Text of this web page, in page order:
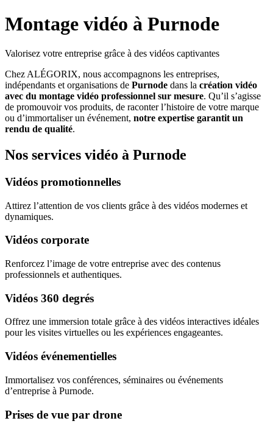
Montage vidéo à Purnode
Valorisez votre entreprise grâce à des vidéos captivantes
Chez ALÉGORIX, nous accompagnons les entreprises,
indépendants et organisations de Purnode dans la création vidéo
avec du montage vidéo professionnel sur mesure. Qu’il s’agisse
de promouvoir vos produits, de raconter l’histoire de votre marque
ou d’immortaliser un événement, notre expertise garantit un
rendu de qualité.
Nos services vidéo à Purnode
Vidéos promotionnelles
Attirez l’attention de vos clients grâce à des vidéos modernes et
dynamiques.
Vidéos corporate
Renforcez l’image de votre entreprise avec des contenus
professionnels et authentiques.
Vidéos 360 degrés
Offrez une immersion totale grâce à des vidéos interactives idéales
pour les visites virtuelles ou les expériences engageantes.
Vidéos événementielles
Immortalisez vos conférences, séminaires ou événements
d’entreprise à Purnode.
Prises de vue par drone